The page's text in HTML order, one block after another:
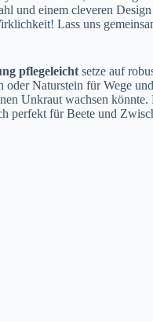
und einem cleveren
Lass uns
pflegeleichtsetze auf
oder Naturstein für Wege
Unkraut wachsen könnte.
perfekt für Beete und